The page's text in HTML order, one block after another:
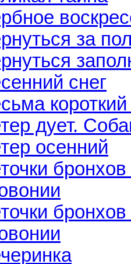
за
снег
дует.
осенний